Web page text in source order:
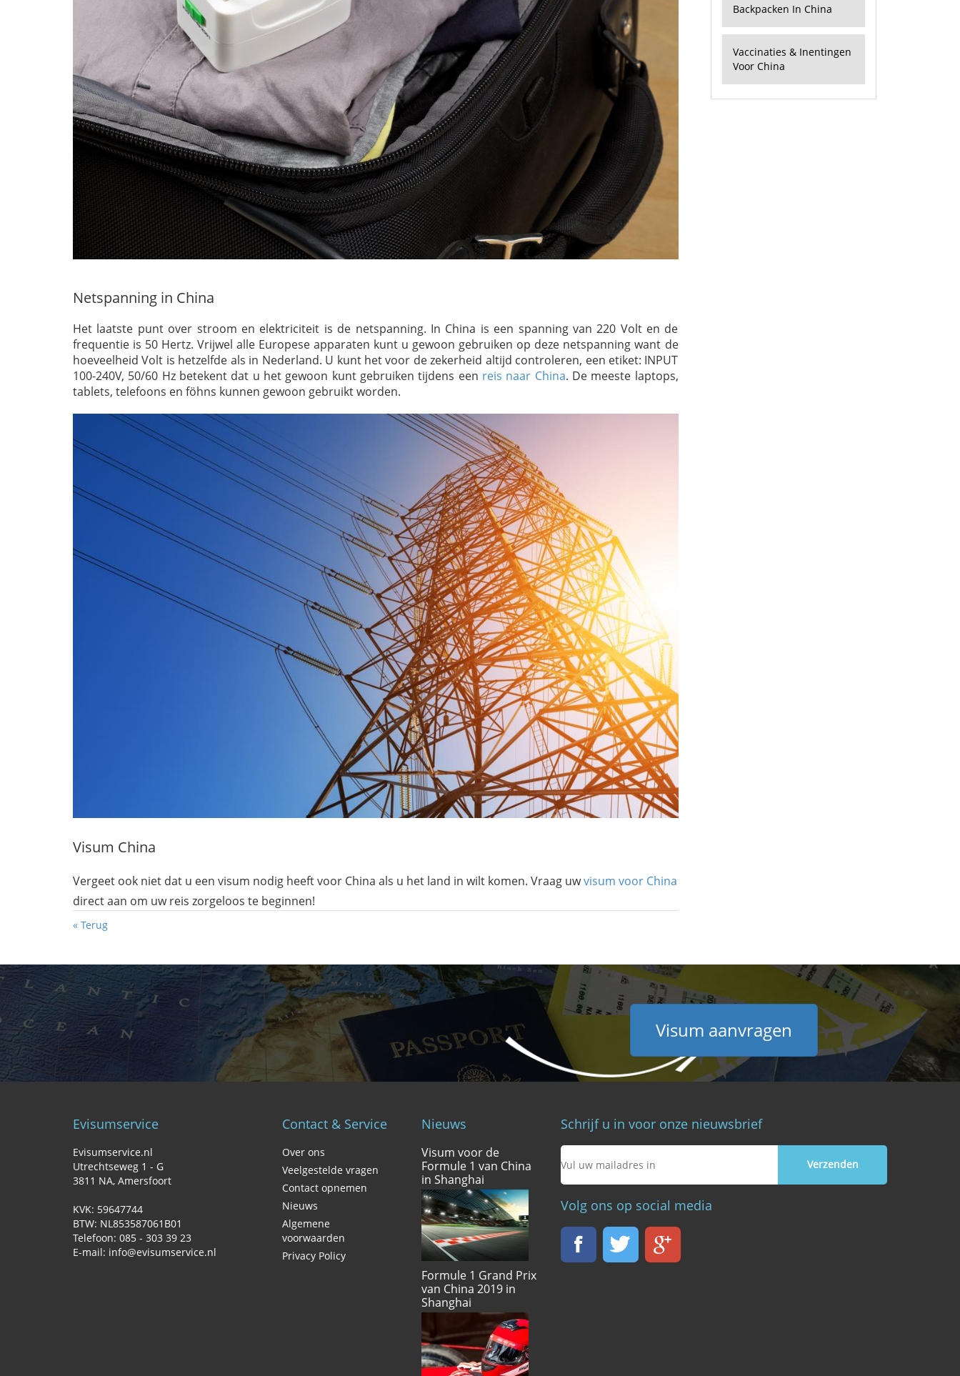
Netspanning in China
Het laatste punt over stroom en elektriciteit is de netspanning. In China is een spanning van 220 Volt en de
frequentie is 50 Hertz. Vrijwel alle Europese apparaten kunt u gewoon gebruiken op deze netspanning want de
hoeveelheid Volt is hetzelfde als in Nederland. U kunt het voor de zekerheid altijd controleren, een etiket: INPUT
100-240V, 50/60 Hz betekent dat u het gewoon kunt gebruiken tijdens een reis naar China. De meeste laptops,
tablets, telefoons en föhns kunnen gewoon gebruikt worden.
Visum China
Vergeet ook niet dat u een visum nodig heeft voor China als u het land in wilt komen. Vraag uwvisum voor China
direct aan om uw reis zorgeloos te beginnen!
« Terug
Backpacken In China
Vaccinaties & Inentingen
Voor China
Visum aanvragen
Evisumservice
Evisumservice.nl
Utrechtseweg 1 - G
3811 NA‚ Amersfoort
KVK: 59647744
BTW: NL853587061B01
Telefoon: 085 - 303 39 23
E-mail: info@evisumservice.nl
Contact & Service
Over ons
Veelgestelde vragen
Contact opnemen
Nieuws
Algemene
voorwaarden
Privacy Policy
Nieuws
Visum voor de
Formule 1 van China
in Shanghai
Formule 1 Grand Prix
van China 2019 in
Shanghai
Schrijf u in voor onze nieuwsbrief
Volg ons op social media